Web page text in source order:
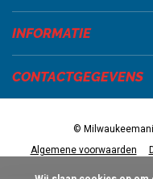
INFORMATIE
CONTACTGEGEVENS
Algemene voorwaarden
©